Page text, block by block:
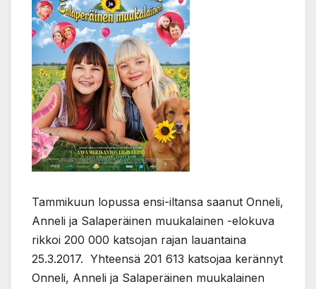
Tammikuun lopussa ensi-iltansa saanut Onneli,
Anneli ja Salaperäinen muukalainen -elokuva
rikkoi 200 000 katsojan rajan lauantaina
25.3.2017. Yhteensä 201 613 katsojaa kerännyt
Onneli, Anneli ja Salaperäinen muukalainen